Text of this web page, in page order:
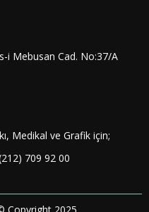
i Mebusan Cad. No:37/A
Medikal ve Grafik için;
709 92 00
Copyright 2025